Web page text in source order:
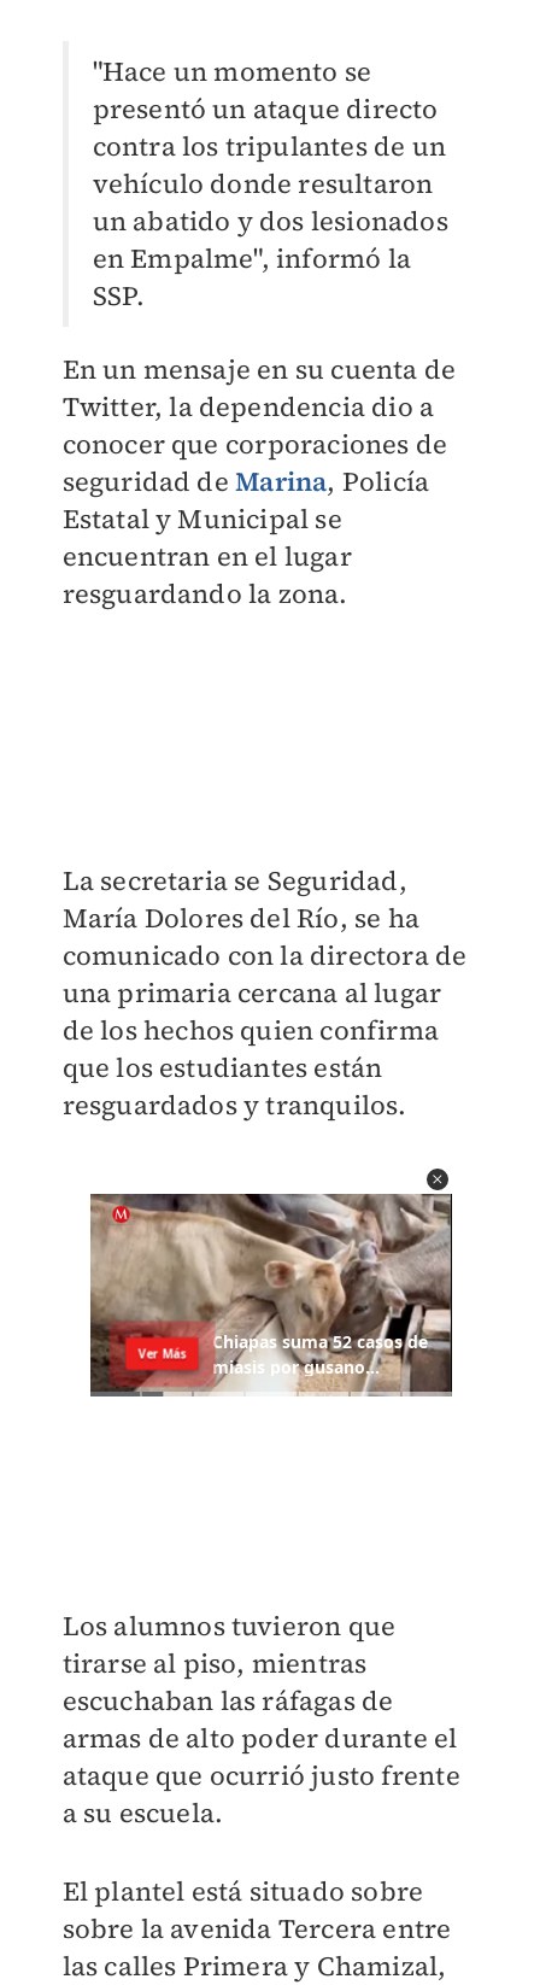
"Hace un momento se
presentó un ataque directo
contra los tripulantes de un
vehículo donde resultaron
un abatido y dos lesionados
en Empalme", informó la
SSP.
En un mensaje en su cuenta de
Twitter, la dependencia dio a
conocer que corporaciones de
seguridad deMarina, Policía
Estatal y Municipal se
encuentran en el lugar
resguardando la zona.
La secretaria se Seguridad,
María Dolores del Río, se ha
comunicado con la directora de
una primaria cercana al lugar
de los hechos quien confirma
que los estudiantes están
resguardados y tranquilos.
Los alumnos tuvieron que
tirarse al piso, mientras
escuchaban las ráfagas de
armas de alto poder durante el
ataque que ocurrió justo frente
a su escuela.
El plantel está situado sobre
sobre la avenida Tercera entre
las calles Primera y Chamizal,